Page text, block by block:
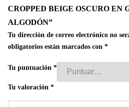
CROPPED BEIGE OSCURO EN
ALGODÓN”
Tu dirección de correo electrónico no
obligatorios están marcados con *
Tu puntuación *
Tu valoración *